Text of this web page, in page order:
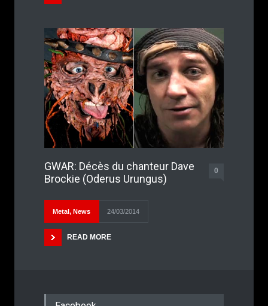
GWAR: Décès du chanteur Dave
Brockie (Oderus Urungus)
0
Metal, News 24/03/2014
READ MORE